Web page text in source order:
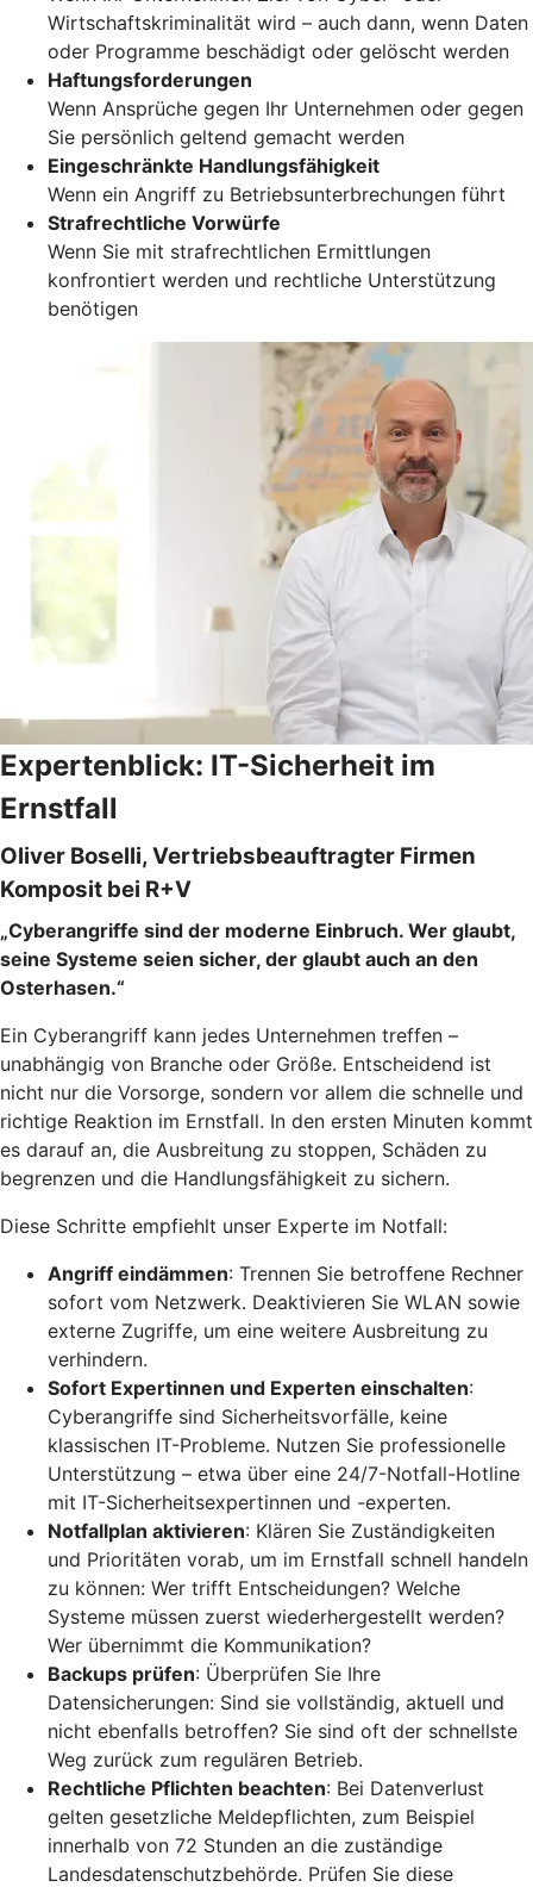
Wirtschaftskriminalität wird – auch dann, wenn Daten
oder Programme beschädigt oder gelöscht werden
Haftungsforderungen
Wenn Ansprüche gegen Ihr Unternehmen oder gegen
Sie persönlich geltend gemacht werden
Eingeschränkte Handlungsfähigkeit
Wenn ein Angriff zu Betriebsunterbrechungen führt
Strafrechtliche Vorwürfe
Wenn Sie mit strafrechtlichen Ermittlungen
konfrontiert werden und rechtliche Unterstützung
benötigen
Expertenblick: IT-Sicherheit im
Ernstfall
Oliver Boselli, Vertriebsbeauftragter Firmen
Komposit bei R+V
„Cyberangriffe sind der moderne Einbruch. Wer glaubt,
seine Systeme seien sicher, der glaubt auch an den
Osterhasen.“
Ein Cyberangriff kann jedes Unternehmen treffen –
unabhängig von Branche oder Größe. Entscheidend ist
nicht nur die Vorsorge, sondern vor allem die schnelle und
richtige Reaktion im Ernstfall. In den ersten Minuten kommt
es darauf an, die Ausbreitung zu stoppen, Schäden zu
begrenzen und die Handlungsfähigkeit zu sichern.
Diese Schritte empfiehlt unser Experte im Notfall:
Angriff eindämmen: Trennen Sie betroffene Rechner
sofort vom Netzwerk. Deaktivieren Sie WLAN sowie
externe Zugriffe, um eine weitere Ausbreitung zu
verhindern.
Sofort Expertinnen und Experten einschalten:
Cyberangriffe sind Sicherheitsvorfälle, keine
klassischen IT-Probleme. Nutzen Sie professionelle
Unterstützung – etwa über eine 24/7-Notfall-Hotline
mit IT-Sicherheitsexpertinnen und -experten.
Notfallplan aktivieren: Klären Sie Zuständigkeiten
und Prioritäten vorab, um im Ernstfall schnell handeln
zu können: Wer trifft Entscheidungen? Welche
Systeme müssen zuerst wiederhergestellt werden?
Wer übernimmt die Kommunikation?
Backups prüfen: Überprüfen Sie Ihre
Datensicherungen: Sind sie vollständig, aktuell und
nicht ebenfalls betroffen? Sie sind oft der schnellste
Weg zurück zum regulären Betrieb.
Rechtliche Pflichten beachten: Bei Datenverlust
gelten gesetzliche Meldepflichten, zum Beispiel
innerhalb von 72 Stunden an die zuständige
Landesdatenschutzbehörde. Prüfen Sie diese